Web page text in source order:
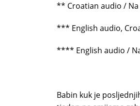
** Croatian audio / Na
*** English audio,
**** English audio /
Babin kuk je